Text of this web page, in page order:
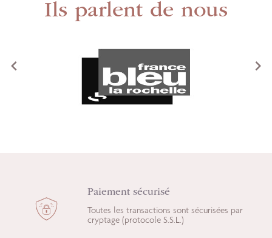
Ils parlent de nous
< >
Paiement sécurisé
Toutes les transactions sont sécurisées par
cryptage (protocole S.S.L.)